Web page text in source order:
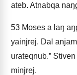
ateb. Atnabqa
53 Moses a laŋ
yainjrej. Dal
urateqnub.”
minjrej.